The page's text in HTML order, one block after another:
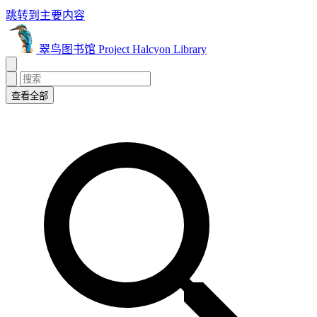
跳转到主要内容
翠鸟图书馆 Project Halcyon Library
查看全部